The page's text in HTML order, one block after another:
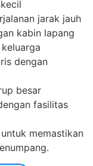
jarak jauh
kabin lapang
dengan
besar
fasilitas
memastikan